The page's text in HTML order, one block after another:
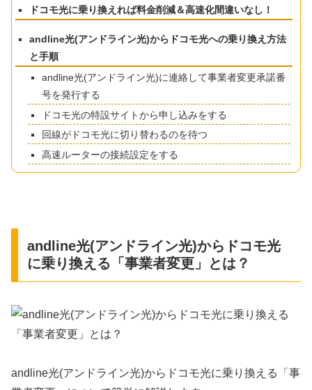
ドコモ光に乗り換えれば料金削減＆高速化間違いなし！
andline光(アンドライン光)からドコモ光への乗り換え方法
と手順
andline光(アンドライン光)に連絡して事業者変更承諾番
号を発行する
ドコモ光の特設サイトから申し込みをする
回線がドコモ光に切り替わるのを待つ
高速ルーターの接続設定をする
andline光(アンドライン光)からドコモ光
に乗り換える「事業者変更」とは？
andline光(アンドライン光)からドコモ光に乗り換える「事